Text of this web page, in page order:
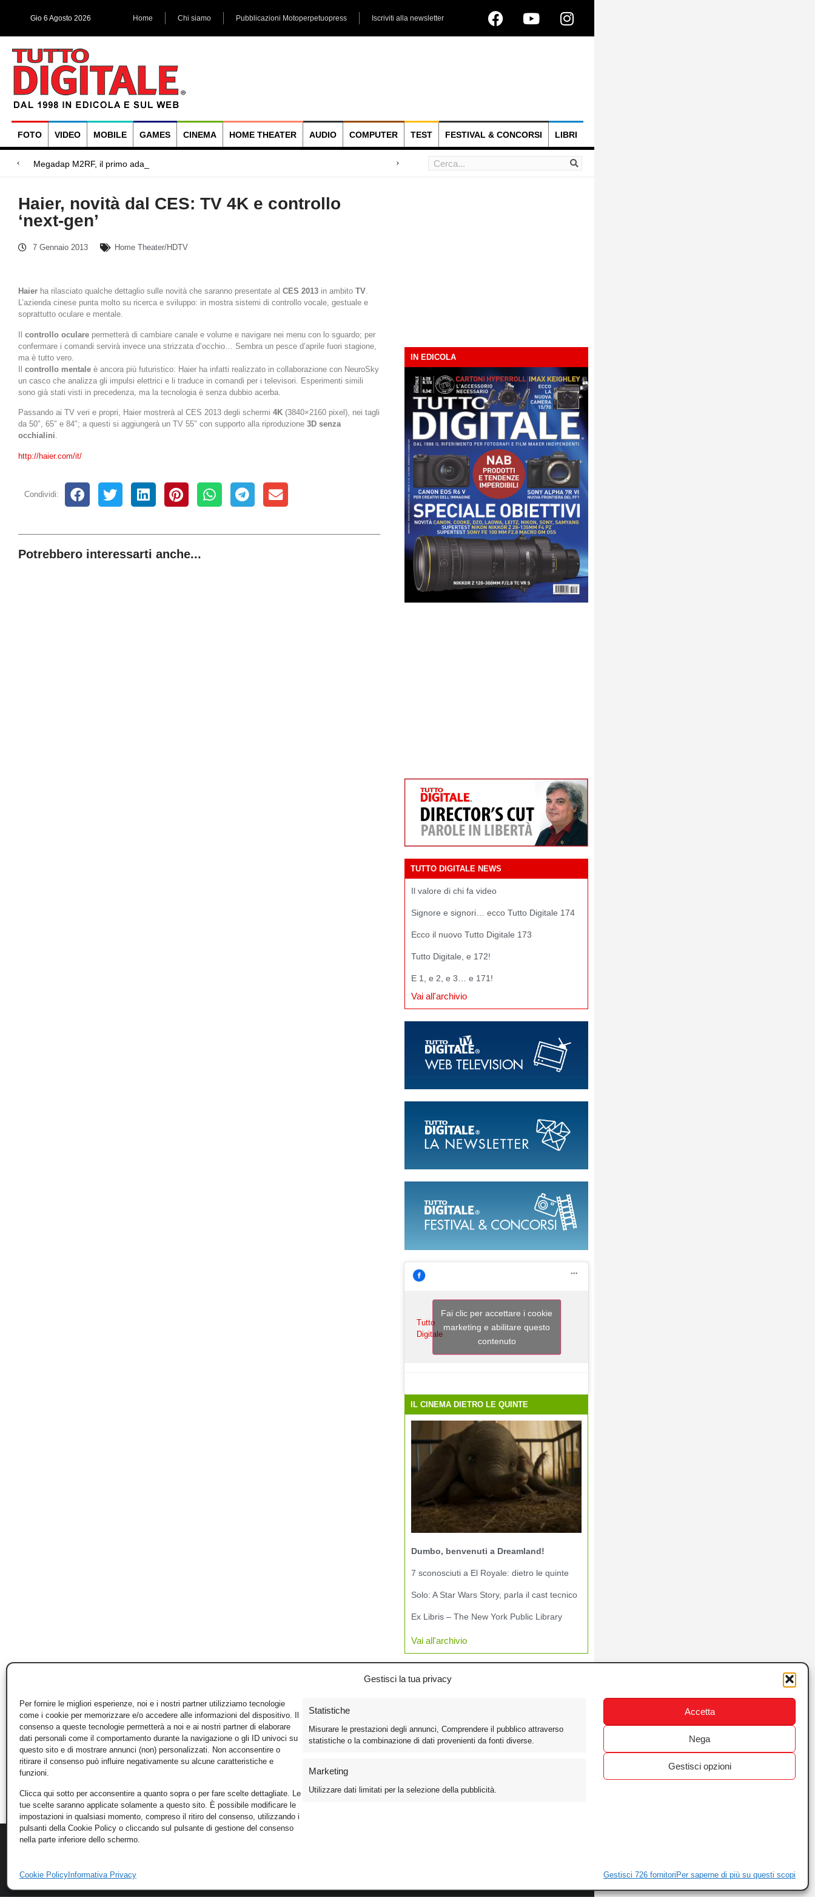
Gestisci la tua privacy
Per fornire le migliori esperienze, noi e i nostri partner utilizziamo tecnologie
come i cookie per memorizzare e/o accedere alle informazioni del dispositivo. Il
consenso a queste tecnologie permetterà a noi e ai nostri partner di elaborare
dati personali come il comportamento durante la navigazione o gli ID univoci su
questo sito e di mostrare annunci (non) personalizzati. Non acconsentire o
ritirare il consenso può influire negativamente su alcune caratteristiche e
funzioni.
Clicca qui sotto per acconsentire a quanto sopra o per fare scelte dettagliate. Le
tue scelte saranno applicate solamente a questo sito. È possibile modificare le
impostazioni in qualsiasi momento, compreso il ritiro del consenso, utilizzando i
pulsanti della Cookie Policy o cliccando sul pulsante di gestione del consenso
nella parte inferiore dello schermo.
Statistiche
Misurare le prestazioni degli annunci, Comprendere il pubblico attraverso
statistiche o la combinazione di dati provenienti da fonti diverse.
Marketing
Utilizzare dati limitati per la selezione della pubblicità.
Gestisci 726 fornitori Per saperne di più su questi scopi
Accetta
Nega
Gestisci opzioni
Cookie Policy Informativa Privacy
Gio 6 Agosto 2026 Home Chi siamo Pubblicazioni Motoperpetuopress Iscriviti alla newsletter
FOTO VIDEO MOBILE GAMES CINEMA HOME THEATER AUDIO COMPUTER TEST FESTIVAL & CONCORSI LIBRI
Megadap M2RF, il primo adattatore autofocus
Blackmagic Design UltraStudio Express 3G, due accessori ad hoc
Arri Rental, evoluzioni in arrivo
Haier, novità dal CES: TV 4K e controllo
‘next-gen’
7 Gennaio 2013 Home Theater/HDTV
Haier ha rilasciato qualche dettaglio sulle novità che saranno presentate al CES 2013 in ambito TV.
L’azienda cinese punta molto su ricerca e sviluppo: in mostra sistemi di controllo vocale, gestuale e
soprattutto oculare e mentale.
controllo oculare permetterà di cambiare canale e volume e navigare nei menu con lo sguardo; per
confermare i comandi servirà invece una strizzata d’occhio… Sembra un pesce d’aprile fuori stagione,
ma è tutto vero.
controllo mentale è ancora più futuristico: Haier ha infatti realizzato in collaborazione con NeuroSky
un casco che analizza gli impulsi elettrici e li traduce in comandi per i televisori. Esperimenti simili
sono già stati visti in precedenza, ma la tecnologia è senza dubbio acerba.
Passando ai TV veri e propri, Haier mostrerà al CES 2013 degli schermi 4K (3840×2160 pixel), nei tagli
da 50″, 65″ e 84″; a questi si aggiungerà un TV 55″ con supporto alla riproduzione 3D senza
occhialini.
http://haier.com/it/
Condividi:
Potrebbero interessarti anche...
IN EDICOLA
TUTTO DIGITALE NEWS
Il valore di chi fa video
Signore e signori… ecco Tutto Digitale 174
Ecco il nuovo Tutto Digitale 173
Tutto Digitale, e 172!
E 1, e 2, e 3… e 171!
Vai all'archivio
Tutto
Digitale
Fai clic per accettare i cookie
marketing e abilitare questo
contenuto
IL CINEMA DIETRO LE QUINTE
Dumbo, benvenuti a Dreamland!
7 sconosciuti a El Royale: dietro le quinte
Solo: A Star Wars Story, parla il cast tecnico
Ex Libris – The New York Public Library
Vai all'archivio